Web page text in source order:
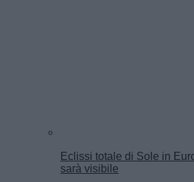
Eclissi totale di Sole in
sarà visibile